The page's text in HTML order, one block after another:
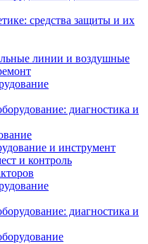
средства защиты и их
линии и воздушные
диагностика и
и инструмент
и контроль
диагностика и